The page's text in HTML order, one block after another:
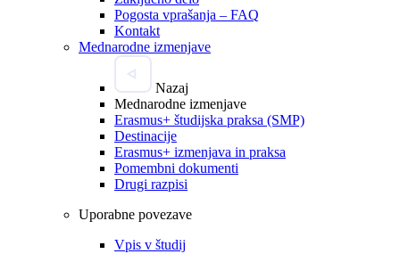
Pogosta vprašanja – FAQ
Kontakt
Mednarodne izmenjave
Nazaj
Mednarodne izmenjave
Erasmus+ študijska praksa (SMP)
Destinacije
Erasmus+ izmenjava in praksa
Pomembni dokumenti
Drugi razpisi
Uporabne povezave
Vpis v študij